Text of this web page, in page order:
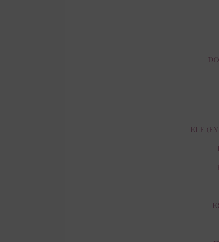
ELF